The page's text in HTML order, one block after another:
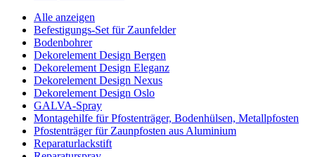
Alle anzeigen
Befestigungs-Set für Zaunfelder
Bodenbohrer
Dekorelement Design Bergen
Dekorelement Design Eleganz
Dekorelement Design Nexus
Dekorelement Design Oslo
GALVA-Spray
Montagehilfe für Pfostenträger, Bodenhülsen, Metallpfosten
Pfostenträger für Zaunpfosten aus Aluminium
Reparaturlackstift